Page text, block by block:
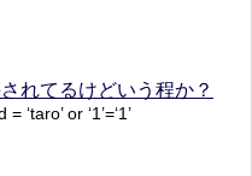
れてるけどいう程か？
or ‘1’=‘1’